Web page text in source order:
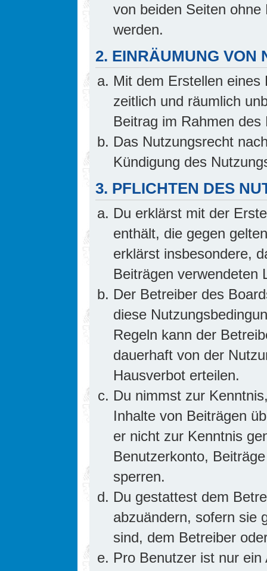
von beiden Seiten
werden.
2. EINRÄUMUNG VON
Mit dem Erstellen
zeitlich und räumlich
Beitrag im Rahmen
Das Nutzungsrecht
Kündigung des
3. PFLICHTEN DES
Du erklärst mit der
enthält, die gegen
erklärst insbesondere,
Beiträgen verwendeten
Der Betreiber des
diese
Regeln kann der
dauerhaft von der
Hausverbot erteilen.
Du nimmst zur
Inhalte von Beiträgen
er nicht zur Kenntnis
Benutzerkonto,
sperren.
Du gestattest dem
abzuändern, sofern sie
sind, dem Betreiber
Pro Benutzer ist nur